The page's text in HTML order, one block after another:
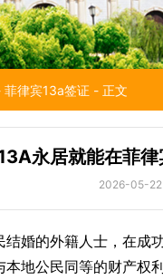
菲律宾13a签证 - 正文
永居就能在菲
2026-05-22
结婚的外籍人士，在成
本地公民同等的财产权